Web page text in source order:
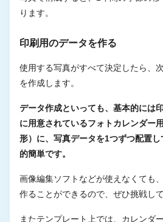
ります。
印刷用のデータを作る
使用する写真がすべて決定したら、
を作成します。
データ作成といっても、基本的には
に用意されているフォトカレンダー
形）に、写真データを1つずつ配置
的簡単です。
画像編集ソフトなどが使えなくても
作ることができるので、ぜひ挑戦し
またテンプレート上では、カレンダ